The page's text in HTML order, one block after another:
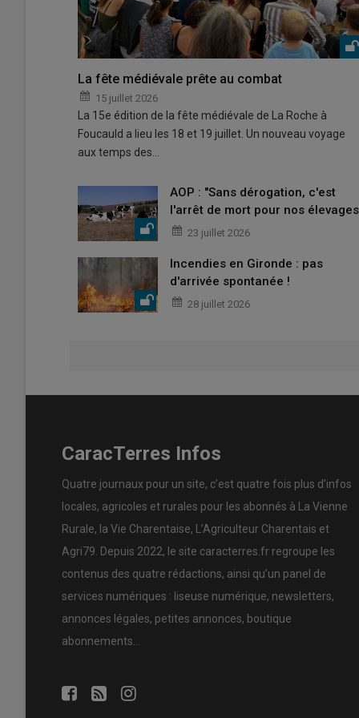
La fête médiévale prête au combat
15 juillet 2026
La 15e édition de la fête médiévale de La Roche à
Foucauld a lieu les 18 et 19 juillet. Un nouveau voyage
aux temps des…
AOP : "Sans dérogation, c'est
l'arrêt de mort pour nos
23 juillet 2026
Incendies en Gironde : pas
d'arrivée spontanée !
28 juillet 2026
CaracTerres Infos
Quatre journaux pour un site, c’est quatre fois plus d’infos
locales, agricoles et rurales pour les abonnés à La Vienne
Rurale, la Vie Charentaise, L’Agriculteur Charentais et
Agri79. Depuis 2022, le site caracterres.fr regroupe les
contenus des quatre rédactions, ainsi qu’un panel de
services numériques : liseuse numérique, newsletters,
annonces légales, petites annonces, boutique
abonnements…